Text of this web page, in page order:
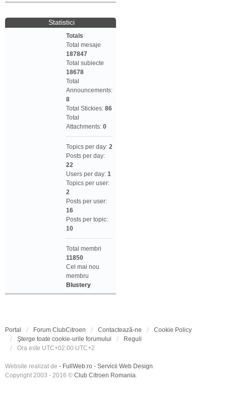
Statistici
Totals
Total mesaje
187847
Total subiecte
18678
Total
Announcements:
8
Total Stickies: 86
Total
Attachments: 0
Topics per day: 2
Posts per day:
22
Users per day: 1
Topics per user:
2
Posts per user:
16
Posts per topic:
10
Total membri
11850
Cel mai nou
membru
Blustery
Portal Forum ClubCitroen Contactează-ne
Cookie Policy
Şterge toate cookie-urile forumului
Reguli
Ora este UTC+02:00 UTC+2
Website realizat de - FullWeb.ro - Servicii Web Design.
Copyright 2003 - 2016 © Club Citroen Romania.